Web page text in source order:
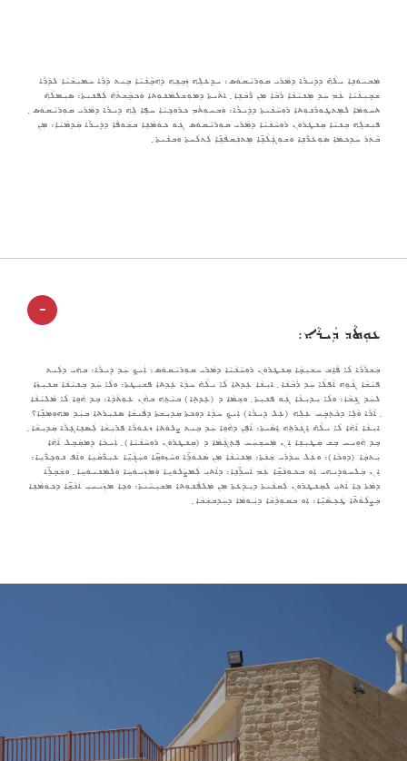
ܡܲܒܝܘܿܢܹܐ ܝܠܵܗ̇ ܕܕܲܝܪܵܐ ܕܡܵܪܝ ܩܘܼܪܝܵܩܘܿܣ: ܝܕܸܥܠܹܗ ܙܲܒ݂ܢܹܗ ܕܲܗܒ݂ܵܢܵܝܵܐ ܒܹܝܬ ܕܵܪܵܐ ܚܡܝܼܫܵܝܵܐ ܠܕܵܪܵܐ
ܫܒ݂ܝܼܥܵܝܵܐ ܥܲܡ ܚܲܕ ܡܸܢܝܵܢܵܐ ܪܲܒܵܐ ܡܼܢ ܪ̈ܲܒܵܢܹܐ ݂ ܐܬܵܝܬܐ ܕܡܘܼܫܠܡܵܢܘܼܬܐ ܘܲܟܒ݂ܵܫܬܵܗ̇ ܠܲܦܢܝܼܬܐ: ܣܝܼܡܠܵܗ̇
ܬܚܘܼܡܵܐ ܠܡܸܬܛܲܘܪܵܢܘܼܬܐ ܪܘܼܚܵܢܵܝܬܐ ܕܕܲܝܪܵܐ: ܘܲܒܚܘܼܬܵܡ ܟܪܘܼܟ݂ܝܵܐ ܚܦܹܐ ܠܹܗ ܕܲܝܪܵܐ ܕܡܵܪܝ ܩܘܼܪܝܵܩܘܿܣ ݂
ܦܝܼܫܠܹܗ ܒܸܢܝܵܐ ܩܸܢܛܪܘܿܢ ܪܘܼܚܵܢܵܝܵܐ ܕܡܵܪܝ ܩܘܼܪܝܵܩܘܿܣ ܓܲܘ ܟܘܿܡܵܢܹܐ ܒܫܲܘܦܵܐ ܕܕܲܝܪܵܐ ܩܲܕܡܵܝܵܐ: ܡܼܢ
ܒܵܬܲܪ ܚܲܕܟܡܵܐ ܣܘܼܥܪ̈ܵܢܹܐ ܘܫܘܼܓ݂݇ܠܵܢܹ̈ܐ ܡܸܬܢܲܩܦܵܢܹ̈ܐ ܠܲܬܠܵܚܬܐ ܘܲܒܢܵܝܬܐ ݂
-
ܥܘܼܬܵܕ ܕܲܝܪܵܐ:
ܒܲܫܪܵܪܵܐ ܠܵܐ ܦܵܐܹܫ ܚܫܝܼܒ݂ܵܐ ܩܸܢܛܪܘܿܢ ܪܘܼܚܵܢܵܝܵܐ ܕܡܵܪܝ ܩܘܼܪܝܵܩܘܿܣ: ܐܲܝܟ݂ ܚܲܕ ܕܲܝܪܵܐ: ܒܗܿܝ ܕܠܲܝܬ
ܦܝܵܫܵܐ ܓܵܘܹܗ ܐܵܦܠܵܐ ܚܲܕ ܪܲܒܵܢܵܐ ݂ ܐܝܼܢܵܐ ܥܹܕܬܐ ܠܵܐ ܝܠܵܗ̇ ܚܕܵܐ ܥܹܕܬܐ ܦܫܝܼܛܬܐ: ܘܠܵܐ ܚܲܕ ܒܸܢܝܵܢܵܐ ܩܢܝܼܙܵܐ
ܠܚܲܕ ܓܹܒܵܐ: ܘܠܵܐ ܝܼܕܝܼܥܵܐ ܓܲܘ ܦܢܝܼܬܐ ݂ ܘܫܸܡܵܐ ܕ (ܥܹܕܬ݂ܐ) ܒܝܵܬܹܗ ܒܗܵܢ ܥܘܼܬܵܕܵܐ: ܒܸܕ ܗܵܘܹܐ ܠܵܐ ܡܵܠܝܵܢܵܐ
݂ ܐܵܪܵܐ ܘܵܠܹܐ ܕܟܵܬ݂ܒ݂ܲܚ ܥܲܠܹܗ (ܥܲܠ ܕܲܝܪܵܐ) ܐܲܝܟ݂ ܚܕܵܐ ܕܘܼܟܬܐ ܩܲܕܝܼܫܬܐ ܕܦܵܝܫܵܐ ܣܥܝܼܪܬܐ ܒܝܲܕ ܡܗܘܼܡܢܹ̈ܐ؟
ܐܝܼܢܵܐ ܐܵܗܵܐ ܠܵܐ ܝܠܵܗ̇ ܐܸܓܲܪܬܹܗ ܐܸܣܵܝܬܐ: ܐܵܦܸܢ ܕܗܵܘܹܐ ܚܲܕ ܒܹܝܬ ܨܠܘܿܬܐ ܙܥܘܿܪܵܐ ܦܪܝܼܫܵܐ ܠܲܣܢܹܐܓ݂ܪܵܐ ܩܲܕܝܼܫܵܐ ݂
ܒܸܕ ܗܵܘܹܝܚ ܒܸܫ ܩܲܛܝܼܢܹܐ ܐܸܢ ܡܲܚܫܸܚܲܚ ܦܸܬ݂ܓ݂ܵܡܵܐ ܕ (ܩܸܢܛܪܘܿܢ ܪܘܼܚܵܢܵܝܵܐ) ݂ ܐܲܝܟܵܐ ܕܲܡܩܲܒܸܠ ܐܵܗܵܐ
ܝܲܬܒ݂ܵܐ (ܕܘܼܟܵܐ): ܘܥܲܠ ܚܕܵܪܲܝ ܫܲܢ݇ܬܐ: ܡܸܢܝܵܢܵܐ ܡܼܢ ܣܵܥܘܿܪܹ̈ܐ ܘܚܵܙܘܿܩܹ̈ܐ ܘܚܲܓܵܝܹ̈ܐ ܥܝܼܪ̈ܵܩܵܝܹܐ ܘܐܵܦ ܢܘܼܟ݂ܪ̈ܵܝܹܐ:
ܐܸܢ ܒܲܠܚܘܿܕܲܝܗܝ ܐܲܘ ܒܟܘܼܢܵܫܹ̈ܐ ܥܲܡ ܐ݇ܚܪܹ̈ܢܹܐ: ܕܐܵܬܝܼ ܠܲܡܨܲܠܘܿܝܹܐ ܘܲܡܙܲܝܘܿܚܹܐ ܘܲܠܡܲܢܝܘܿܚܹܐ ݂ ܘܫܲܒ݂ܪܹ̈ܐ
ܕܡܵܬܐ ܟܹܐ ܐܵܬܝܼ ܠܩܸܢܛܪܘܿܢ ܠܲܩܢܵܝܬܐ ܕܝܼܕܲܥܬܐ ܡܼܢ ܡܲܠܦܵܢܘܼܬܐ ܡܫܝܼܚܵܝܬܐ: ܘܟܹܐ ܡܙܲܝܚܝܼ ܐ݇ܢܵܫܹ̈ܐ ܕܟܘܿܡܵܢܹܐ
ܒܲܨܠܵܘܵܬ̈ܐ ܛܲܟ݂ܣܵܝܹ̈ܐ: ܐܲܘ ܒܩܘܼܕܵܫܵܐ ܕܝܲܘܡܵܐ ܕܚܲܕܒܫܲܒܵܐ ݂